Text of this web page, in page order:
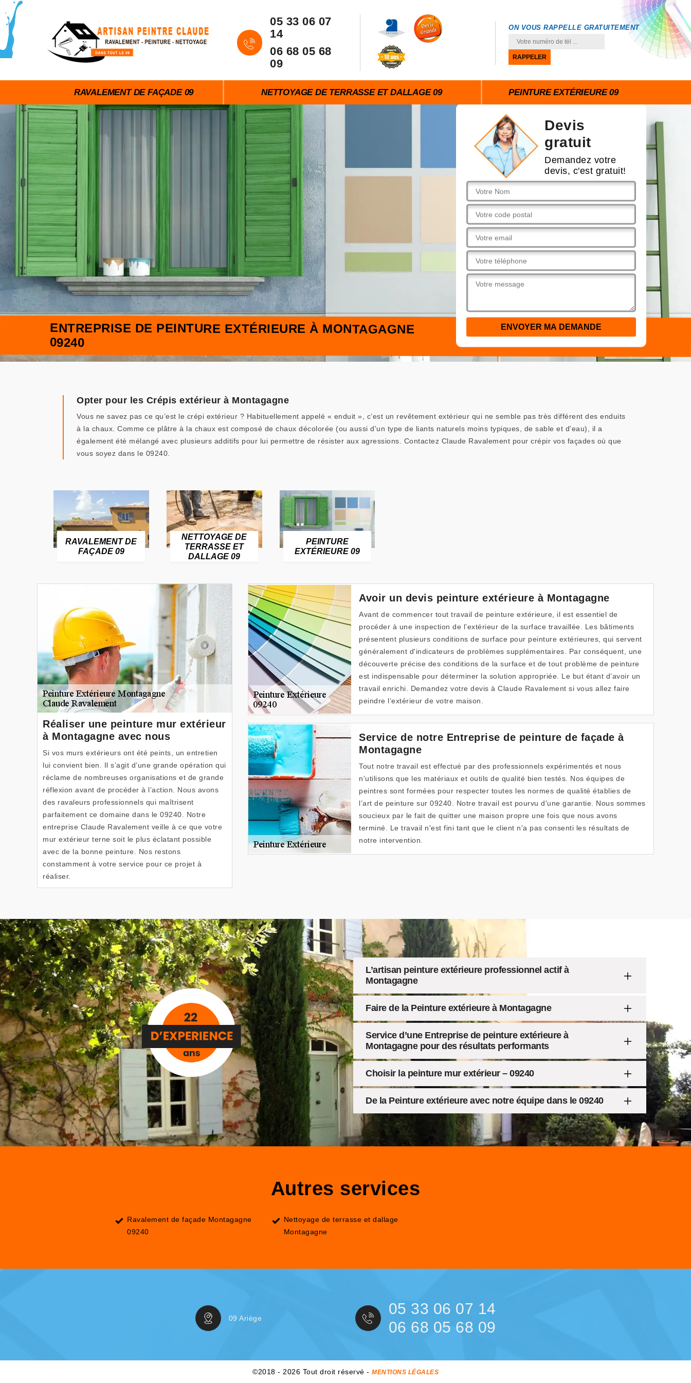
05 33 06 07
14
06 68 05 68
09
ON VOUS RAPPELLE GRATUITEMENT
RAVALEMENT DE FAÇADE 09 NETTOYAGE DE TERRASSE ET DALLAGE 09 PEINTURE EXTÉRIEURE 09
Devis
gratuit
Demandez votre
devis, c'est gratuit!
ENTREPRISE DE PEINTURE EXTÉRIEURE À MONTAGAGNE
09240
Opter pour les Crépis extérieur à Montagagne
Vous ne savez pas ce qu’est le crépi extérieur ? Habituellement appelé « enduit », c’est un revêtement extérieur qui ne semble pas très différent des enduits
à la chaux. Comme ce plâtre à la chaux est composé de chaux décolorée (ou aussi d'un type de liants naturels moins typiques, de sable et d'eau), il a
également été mélangé avec plusieurs additifs pour lui permettre de résister aux agressions. Contactez Claude Ravalement pour crépir vos façades où que
vous soyez dans le 09240.
RAVALEMENT DE
FAÇADE 09
NETTOYAGE DE
TERRASSE ET
DALLAGE 09
PEINTURE
EXTÉRIEURE 09
Réaliser une peinture mur extérieur
à Montagagne avec nous
Si vos murs extérieurs ont été peints, un entretien
lui convient bien. Il s’agit d’une grande opération qui
réclame de nombreuses organisations et de grande
réflexion avant de procéder à l’action. Nous avons
des ravaleurs professionnels qui maîtrisent
parfaitement ce domaine dans le 09240. Notre
entreprise Claude Ravalement veille à ce que votre
mur extérieur terne soit le plus éclatant possible
avec de la bonne peinture. Nos restons
constamment à votre service pour ce projet à
réaliser.
Avoir un devis peinture extérieure à Montagagne
Avant de commencer tout travail de peinture extérieure, il est essentiel de
procéder à une inspection de l’extérieur de la surface travaillée. Les bâtiments
présentent plusieurs conditions de surface pour peinture extérieures, qui servent
généralement d'indicateurs de problèmes supplémentaires. Par conséquent, une
découverte précise des conditions de la surface et de tout problème de peinture
est indispensable pour déterminer la solution appropriée. Le but étant d’avoir un
travail enrichi. Demandez votre devis à Claude Ravalement si vous allez faire
peindre l’extérieur de votre maison.
Service de notre Entreprise de peinture de façade à
Montagagne
Tout notre travail est effectué par des professionnels expérimentés et nous
n'utilisons que les matériaux et outils de qualité bien testés. Nos équipes de
peintres sont formées pour respecter toutes les normes de qualité établies de
l’art de peinture sur 09240. Notre travail est pourvu d'une garantie. Nous sommes
soucieux par le fait de quitter une maison propre une fois que nous avons
terminé. Le travail n'est fini tant que le client n'a pas consenti les résultats de
notre intervention.
L’artisan peinture extérieure professionnel actif à
Montagagne
Faire de la Peinture extérieure à Montagagne
Service d’une Entreprise de peinture extérieure à
Montagagne pour des résultats performants
Choisir la peinture mur extérieur – 09240
De la Peinture extérieure avec notre équipe dans le 09240
Autres services
Ravalement de façade Montagagne
09240
Nettoyage de terrasse et dallage
Montagagne
09 Ariège
05 33 06 07 14
06 68 05 68 09
©2018 - 2026 Tout droit réservé - MENTIONS LÉGALES